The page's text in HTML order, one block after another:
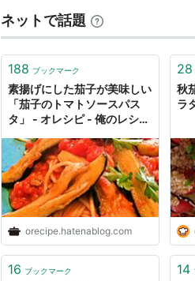
ネットで話題
188 ブックマーク
素揚げにした茄子が美味しい
「茄子のトマトソースパス
タ」 - オレシピ - 俺のレシピ
orecipe.hatenablog.com
28
秋
ラ
16 ブックマーク 14